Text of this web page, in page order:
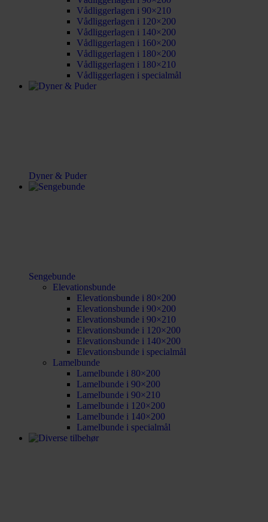
Vådliggerlagen i 90×210
Vådliggerlagen i 120×200
Vådliggerlagen i 140×200
Vådliggerlagen i 160×200
Vådliggerlagen i 180×200
Vådliggerlagen i 180×210
Vådliggerlagen i specialmål
Dyner & Puder
Sengebunde
Elevationsbunde
Elevationsbunde i 80×200
Elevationsbunde i 90×200
Elevationsbunde i 90×210
Elevationsbunde i 120×200
Elevationsbunde i 140×200
Elevationsbunde i specialmål
Lamelbunde
Lamelbunde i 80×200
Lamelbunde i 90×200
Lamelbunde i 90×210
Lamelbunde i 120×200
Lamelbunde i 140×200
Lamelbunde i specialmål